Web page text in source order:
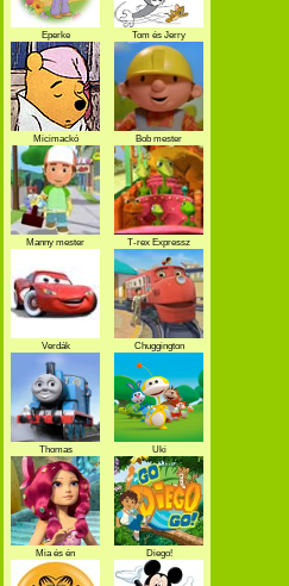
Eperke Tom és Jerry
Micimackó Bob mester
Manny mester T-rex Expressz
Verdák Chuggington
Thomas Uki
Mia és én Diego!